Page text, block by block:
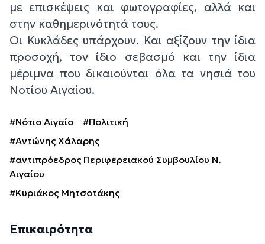
με επισκέψεις και φωτογραφίες, αλλά και
στην καθημερινότητά τους.
Οι Κυκλάδες υπάρχουν. Και αξίζουν την ίδια
προσοχή, τον ίδιο σεβασμό και την ίδια
μέριμνα που δικαιούνται όλα τα νησιά του
Νοτίου Αιγαίου.
#Νότιο Αιγαίο
#Πολιτική
#Αντώνης Χάλαρης
#αντιπρόεδρος Περιφερειακού Συμβουλίου Ν.
Αιγαίου
#Κυριάκος Μητσοτάκης
Επικαιρότητα